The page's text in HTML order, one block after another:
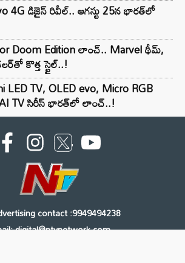
4G డిజైన్ రివీల్.. ఆగస్టు 25న భారత్‌లో
Doom Edition లాంచ్.. Marvel థీమ్,
కొత్త స్టైల్..!
LED TV, OLED evo, Micro RGB
TV సిరీస్ భారత్‌లో లాంచ్..!
contact :9949494238
digital@ntvnetwork.com